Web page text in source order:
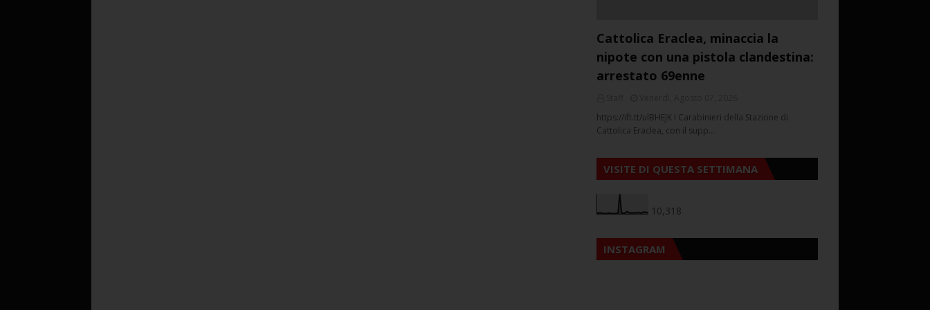
Cattolica Eraclea, minaccia la
nipote con una pistola clandestina:
arrestato 69enne
https://ift.tt/ulBHEJK I Carabinieri della Stazione di
Cattolica Eraclea, con il supp…
VISITE DI QUESTA SETTIMANA
10,318
INSTAGRAM